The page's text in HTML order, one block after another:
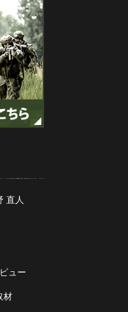
直人
ュー
材